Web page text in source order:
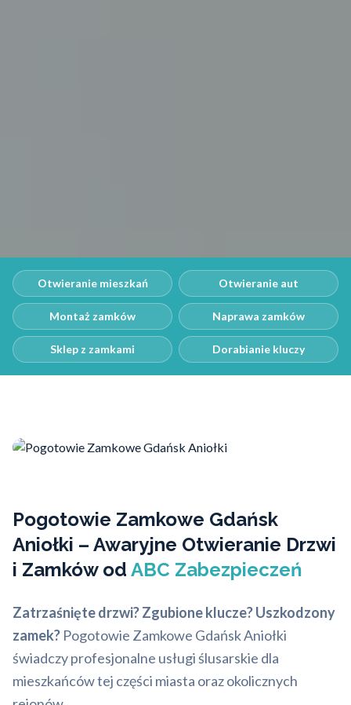
Otwieranie mieszkań Otwieranie aut
Montaż zamków Naprawa zamków
Sklep z zamkami Dorabianie kluczy
Pogotowie Zamkowe Gdańsk
Aniołki – Awaryjne Otwieranie Drzwi
i Zamków od ABC Zabezpieczeń
Zatrzaśnięte drzwi?Zgubione klucze?Uszkodzony
zamek? Pogotowie Zamkowe Gdańsk Aniołki
świadczy profesjonalne usługi ślusarskie dla
mieszkańców tej części miasta oraz okolicznych